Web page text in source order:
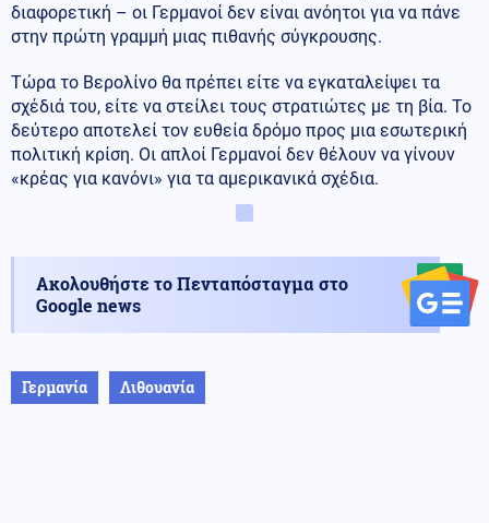
διαφορετική – οι Γερμανοί δεν είναι ανόητοι για να πάνε
στην πρώτη γραμμή μιας πιθανής σύγκρουσης.
Τώρα το Βερολίνο θα πρέπει είτε να εγκαταλείψει τα
σχέδιά του, είτε να στείλει τους στρατιώτες με τη βία. Το
δεύτερο αποτελεί τον ευθεία δρόμο προς μια εσωτερική
πολιτική κρίση. Οι απλοί Γερμανοί δεν θέλουν να γίνουν
«κρέας για κανόνι» για τα αμερικανικά σχέδια.
Ακολουθήστε το Πενταπόσταγμα στο
Google news
Γερμανία Λιθουανία